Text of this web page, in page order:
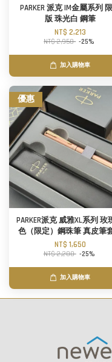
PARKER 派克 IM金屬系列
版 珠光白 鋼筆
NT$ 2,213
NT$ 2,950 -25%
加入購物車
優惠
PARKER派克 威雅XL系列 玫
色（限定）鋼珠筆 真皮筆
NT$ 1,650
NT$ 2,200 -25%
加入購物車